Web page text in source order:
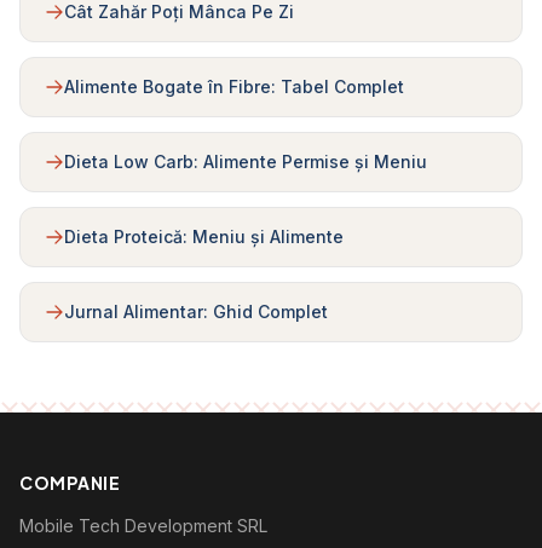
Cât Zahăr Poți Mânca Pe Zi
Alimente Bogate în Fibre: Tabel Complet
Dieta Low Carb: Alimente Permise și Meniu
Dieta Proteică: Meniu și Alimente
Jurnal Alimentar: Ghid Complet
COMPANIE
Mobile Tech Development SRL